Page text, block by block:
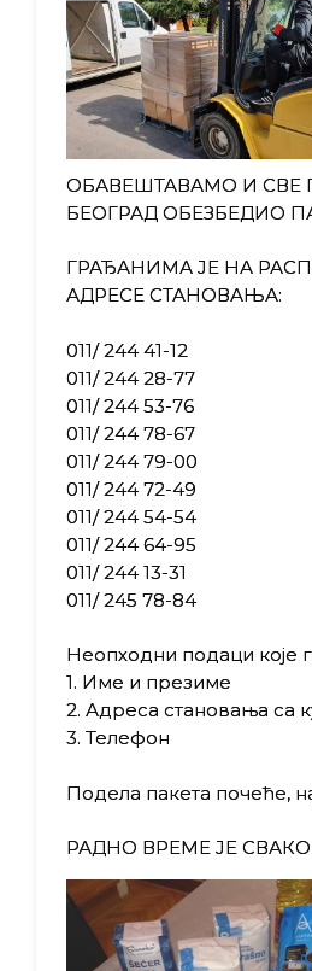
ОБАВЕШТАВАМО И СВЕ
БЕОГРАД ОБЕЗБЕДИО
ГРАЂАНИМА ЈЕ НА
АДРЕСЕ СТАНОВАЊА:
011/ 244 41-12
011/ 244 28-77
011/ 244 53-76
011/ 244 78-67
011/ 244 79-00
011/ 244 72-49
011/ 244 54-54
011/ 244 64-95
011/ 244 13-31
011/ 245 78-84
Неопходни подаци које
1. Име и презиме
2. Адреса становања са
3. Телефон
Подела пакета почеће,
РАДНО ВРЕМЕ ЈЕ